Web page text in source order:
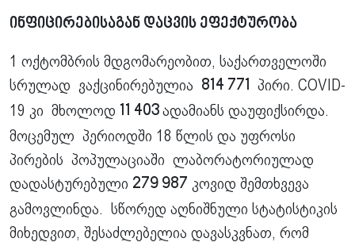
ინფიცირებისაგან დაცვის ეფექტურობა
1 ოქტომბრის მდგომარეობით, საქართველოში
სრულად ვაქცინირებულია 814 771 პირი. COVID-
19 კი მხოლოდ 11 403ადამიანს დაუფიქსირდა.
მოცემულ პერიოდში 18 წლის და უფროსი
პირების პოპულაციაში ლაბორატორიულად
დადასტურებული 279 987 კოვიდ შემთხვევა
გამოვლინდა. სწორედ აღნიშნული სტატისტიკის
მიხედვით, შესაძლებელია დავასკვნათ, რომ